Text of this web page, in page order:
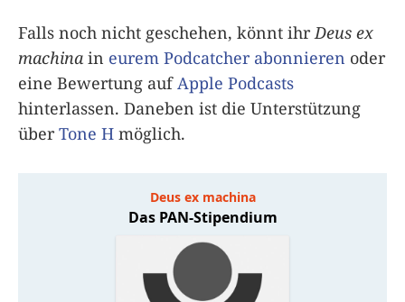
Falls noch nicht geschehen, könnt ihr Deus ex
machina in eurem Podcatcher abonnieren oder
eine Bewertung auf Apple Podcasts
hinterlassen. Daneben ist die Unterstützung
überTone H möglich.